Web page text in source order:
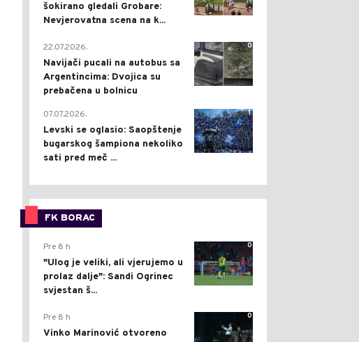
šokirano gledali Grobare:
Nevjerovatna scena na k...
0
22.07.2026.
Navijači pucali na autobus sa
Argentincima: Dvojica su
prebačena u bolnicu
1
07.07.2026.
Levski se oglasio: Saopštenje
bugarskog šampiona nekoliko
sati pred meč ...
FK BORAC
0
Pre 8 h
"Ulog je veliki, ali vjerujemo u
prolaz dalje": Sandi Ogrinec
svjestan š...
0
Pre 8 h
Vinko Marinović otvoreno